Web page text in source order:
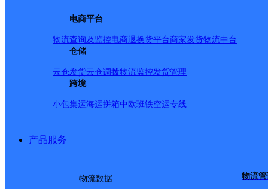
电商平台
物流查询及监控电商退换货平台商家发货物流中台
仓储
云仓发货云仓调拨物流监控发货管理
跨境
小包集运海运拼箱中欧班铁空运专线
产品服务
物流数据 物流
网点地址：新南路5号泉州正大生活用品有限公司旁
网点负责人：